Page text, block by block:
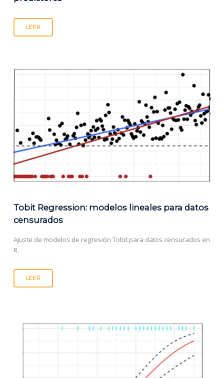
LEER
Tobit Regression: modelos lineales para datos
censurados
Ajuste de modelos de regresión Tobit para datos censurados en
R.
LEER